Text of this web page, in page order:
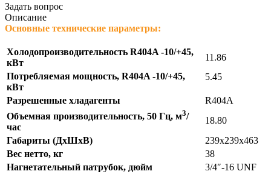
Задать вопрос
Описание
Основные технические параметры:
Холодопроизводительность R404A -10/+45,
кВт
11.86
Потребляемая мощность, R404A -10/+45,
кВт
5.45
Разрешенные хладагенты
R404A
Объемная производительность, 50 Гц, м3/
час
18.80
Габариты (ДхШхВ)
239х239х463
Вес нетто, кг
38
Нагнетательный патрубок, дюйм
3/4″-16 UNF